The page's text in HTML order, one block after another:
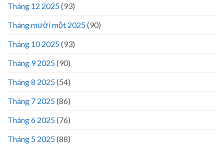
Tháng 12 2025(93)
Tháng mười một 2025(90)
Tháng 10 2025(93)
Tháng 9 2025(90)
Tháng 8 2025(54)
Tháng 7 2025(86)
Tháng 6 2025(76)
Tháng 5 2025(88)